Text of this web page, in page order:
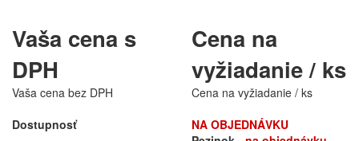
Vaša cena s
DPH
Cena na
vyžiadanie / ks
Vaša cena bez DPH
Cena na vyžiadanie / ks
Dostupnosť
NA OBJEDNÁVKU